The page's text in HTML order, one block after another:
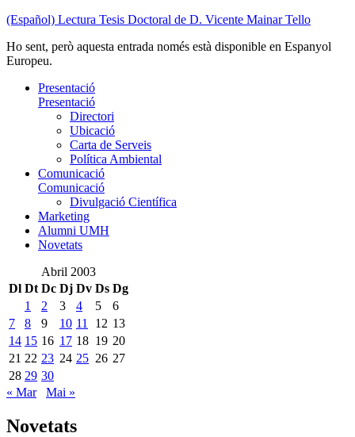
(Español) Lectura Tesis Doctoral de D. Vicente Mainar Tello
Ho sent, però aquesta entrada només està disponible en Espanyol
Europeu.
Presentació
Presentació
Directori
Ubicació
Carta de Serveis
Política Ambiental
Comunicació
Comunicació
Divulgació Científica
Marketing
Alumni UMH
Novetats
Abril 2003
Dl Dt Dc Dj Dv Ds Dg
1
2 3 4 5
6
7
8 9 10 11 12 13
14 15 16 17 18 19 20
21 22 23 24 25 26 27
28 29 30
« Mar
Mai »
Novetats